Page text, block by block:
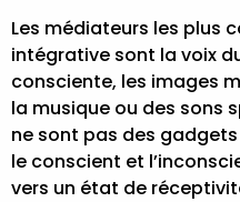
Les médiateurs les plus
intégrative sont la voix
consciente, les images
la musique ou des sons
ne sont pas des
le conscient et
vers un état de